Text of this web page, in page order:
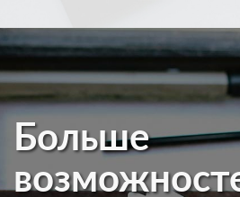
Больше